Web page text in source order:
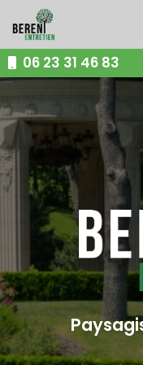
au
contenu
principal06 23 31 46 83